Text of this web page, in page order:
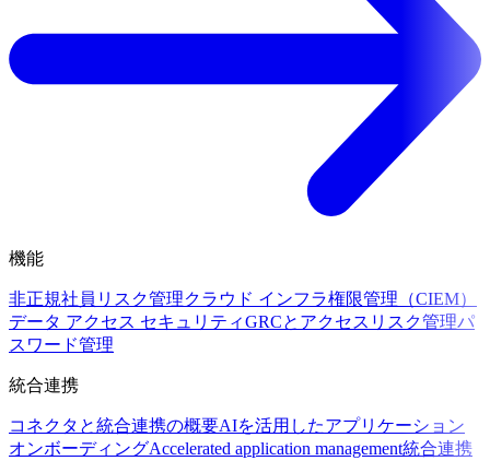
機能
非正規社員リスク管理クラウド インフラ権限管理（CIEM）
データ アクセス セキュリティGRCとアクセスリスク管理パ
スワード管理
統合連携
コネクタと統合連携の概要AIを活用したアプリケーション
オンボーディングAccelerated application management統合連携